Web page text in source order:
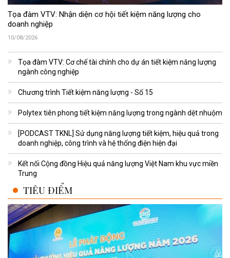
Tọa đàm VTV: Nhận diện cơ hội tiết kiệm năng lượng cho
doanh nghiệp
10/08/2026
Tọa đàm VTV: Cơ chế tài chính cho dự án tiết kiệm năng lượng
ngành công nghiệp
Chương trình Tiết kiệm năng lượng - Số 15
Polytex tiên phong tiết kiệm năng lượng trong ngành dệt nhuộm
[PODCAST TKNL] Sử dụng năng lượng tiết kiệm, hiệu quả trong
doanh nghiệp, công trình và hệ thống điện hiện đại
Kết nối Cộng đồng Hiệu quả năng lượng Việt Nam khu vực miền
Trung
TIÊU ĐIỂM